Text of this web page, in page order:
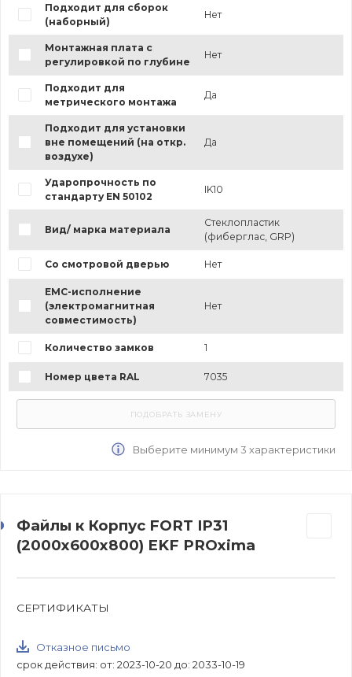
Подходит для сборок
(наборный)
Нет
Монтажная плата с
регулировкой по глубине
Нет
Подходит для
метрического монтажа
Да
Подходит для установки
вне помещений (на откр.
воздухе)
Да
Ударопрочность по
стандарту EN 50102
IK10
Вид/ марка материала
Стеклопластик
(фиберглас, GRP)
Со смотровой дверью Нет
EMC-исполнение
(электромагнитная
совместимость)
Нет
Количество замков 1
Номер цвета RAL 7035
Выберите минимум 3 характеристики
Файлы к Корпус FORT IP31
(2000x600x800) EKF PROxima
СЕРТИФИКАТЫ
Отказное письмо
срок действия: от: 2023-10-20 до: 2033-10-19